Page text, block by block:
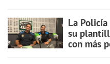
La
su
con más